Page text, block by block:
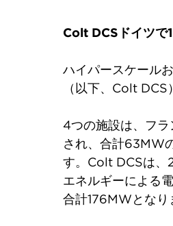
Colt DCS ドイツ
ハイパースケール
（以下、Colt
4つの施設は、フ
され、合計63MW
す。Colt DCSは、
エネルギーによる
合計176MWとなり